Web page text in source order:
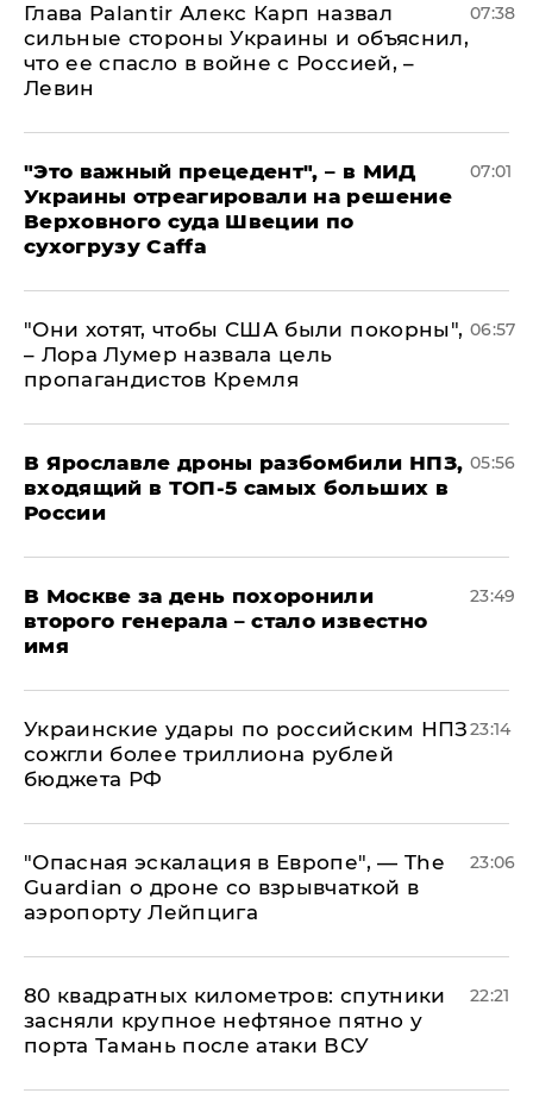
Глава Palantir Алекс Карп назвал
сильные стороны Украины и объяснил,
что ее спасло в войне с Россией, –
Левин
07:38
"Это важный прецедент", – в МИД
Украины отреагировали на решение
Верховного суда Швеции по
сухогрузу Caffa
07:01
"Они хотят, чтобы США были покорны",
– Лора Лумер назвала цель
пропагандистов Кремля
06:57
В Ярославле дроны разбомбили НПЗ,
входящий в ТОП-5 самых больших в
России
05:56
В Москве за день похоронили
второго генерала – стало известно
имя
23:49
Украинские удары по российским НПЗ
сожгли более триллиона рублей
бюджета РФ
23:14
"Опасная эскалация в Европе", — The
Guardian о дроне со взрывчаткой в
аэропорту Лейпцига
23:06
80 квадратных километров: спутники
засняли крупное нефтяное пятно у
порта Тамань после атаки ВСУ
22:21